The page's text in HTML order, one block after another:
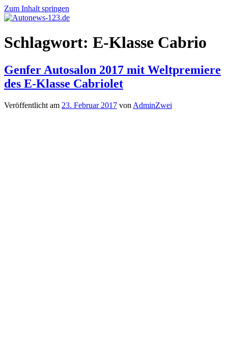
Zum Inhalt springen
Autonews-
123.de
Autonews
mit
Schlagwort: E-Klasse Cabrio
Genfer Autosalon 2017 mit Weltpremiere
des E‑Klasse Cabriolet
Veröffentlicht am 23. Februar 2017 von AdminZwei